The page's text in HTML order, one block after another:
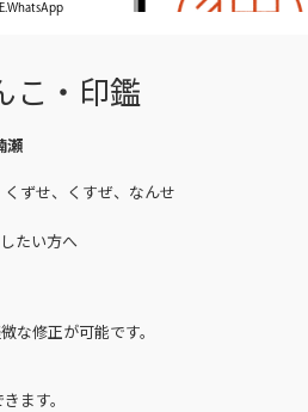
こ・印鑑
瀬
ずせ、くすぜ、なんせ
たい方へ
な修正が可能です。
ます。